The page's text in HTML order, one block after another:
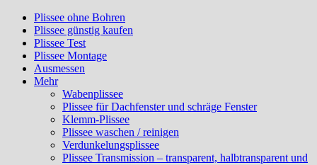
Plissee ohne Bohren
Plissee günstig kaufen
Plissee Test
Plissee Montage
Ausmessen
Mehr
Wabenplissee
Plissee für Dachfenster und schräge Fenster
Klemm-Plissee
Plissee waschen / reinigen
Verdunkelungsplissee
Plissee Transmission – transparent, halbtransparent und